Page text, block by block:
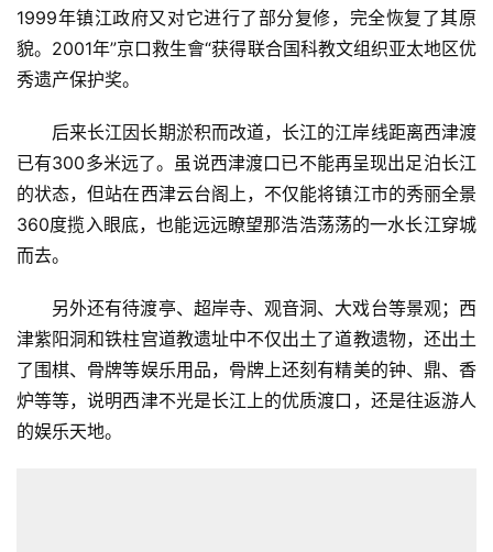
1999年镇江政府又对它进行了部分复修，完全恢复了其原
貌。2001年”京口救生會“获得联合国科教文组织亚太地区优
秀遗产保护奖。
后来长江因长期淤积而改道，长江的江岸线距离西津渡
已有300多米远了。虽说西津渡口已不能再呈现出足泊长江
的状态，但站在西津云台阁上，不仅能将镇江市的秀丽全景
360度揽入眼底，也能远远瞭望那浩浩荡荡的一水长江穿城
而去。
另外还有待渡亭、超岸寺、观音洞、大戏台等景观；西
津紫阳洞和铁柱宫道教遗址中不仅出土了道教遗物，还出土
了围棋、骨牌等娱乐用品，骨牌上还刻有精美的钟、鼎、香
炉等等，说明西津不光是长江上的优质渡口，还是往返游人
的娱乐天地。